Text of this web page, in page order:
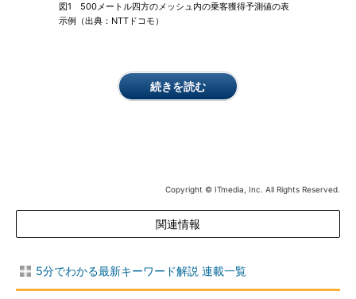
図1 500メートル四方のメッシュ内の乗客獲得予測値の表
示例（出典：NTTドコモ）
続きを読む
Copyright © ITmedia, Inc. All Rights Reserved.
関連情報
5分でわかる最新キーワード解説 連載一覧